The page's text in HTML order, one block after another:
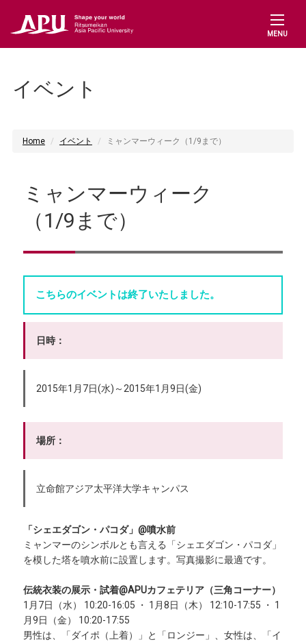
MENU
イベント
Home イベント ミャンマーウィーク（1/9まで）
ミャンマーウィーク
（1/9まで）
こちらのイベントは終了いたしました。
日時：
2015年1月7日(水)～2015年1月9日(金)
場所：
立命館アジア太平洋大学キャンパス
「シェエダゴン・パコダ」@噴水前
ミャンマーのシンボルとも言える「シェエダゴン・パコダ」
を模した塔を噴水前に設置します。写真撮影に最適です。
伝統衣装の展示・試着@APUカフェテリア（三角コーナー）
1月7日（水） 10:20-16:05 ・ 1月8日（木） 12:10-17:55 ・ 1
月9日（金） 10:20-17:55
男性は、「ダイポ（上着）」と「ロンジー」、女性は、「イ